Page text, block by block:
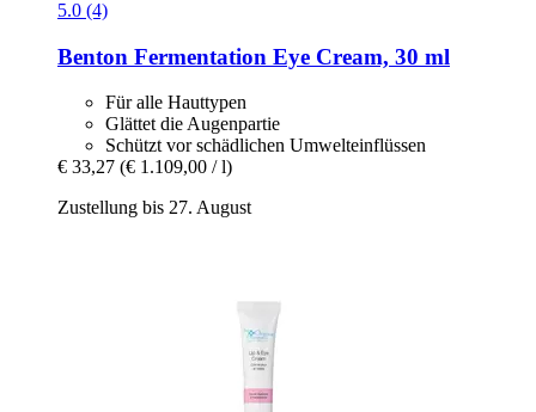
5.0 (4)
Benton Fermentation Eye Cream, 30 ml
Für alle Hauttypen
Glättet die Augenpartie
Schützt vor schädlichen Umwelteinflüssen
€ 33,27 (€ 1.109,00 / l)
Zustellung bis 27. August